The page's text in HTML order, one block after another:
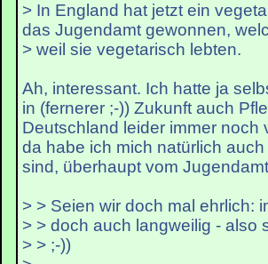
> In England hat jetzt ein
das Jugendamt gewonnen,
> weil sie vegetarisch lebten.
Ah, interessant. Ich hatte ja
in (fernerer ;-)) Zukunft auch
Deutschland leider immer noch
da habe ich mich natürlich
sind, überhaupt vom
> > Seien wir doch mal ehrlich:
> > doch auch langweilig - also
> > ;-))